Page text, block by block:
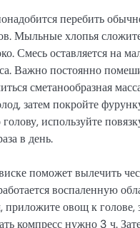
перебить
Мыльные хлопья
Смесь оставляется на
Важно постоянно
сметанообразная
затем покройте
голову, используйте
в день.
поможет вылечить
воспаленную
приложите овощ к голове,
компресс нужно 3 ч.